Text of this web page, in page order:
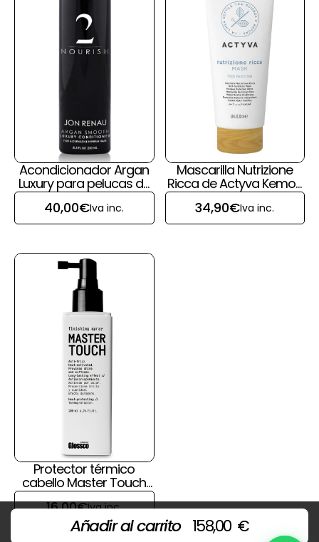
Acondicionador Argan
Luxury para pelucas de
pelo natural de Jon
Renau
40,00€Iva inc.
Mascarilla Nutrizione
Ricca de Actyva Kemon
para pelucas y prótesis
capilares
34,90€Iva inc.
Protector térmico
cabello Master Touch
de Glossco
16,00€Iva inc.
Añadir al carrito 158,00 €